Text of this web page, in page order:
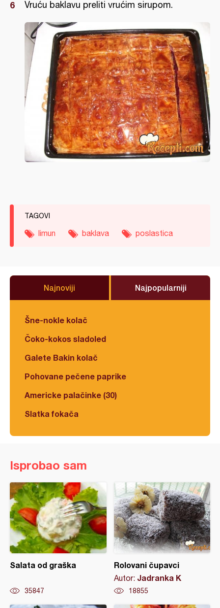
Vruću baklavu preliti vrućim sirupom.
TAGOVI
limun baklava poslastica
Najnoviji Najpopularniji
Šne-nokle kolač
Čoko-kokos sladoled
Galete Bakin kolač
Pohovane pečene paprike
Americke palačinke (30)
Slatka fokača
Isprobao sam
Salata od graška
35847
Rolovani čupavci
Autor: Jadranka K
18855